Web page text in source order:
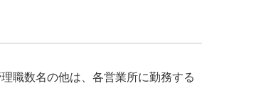
職数名の他は、各営業所に勤務する